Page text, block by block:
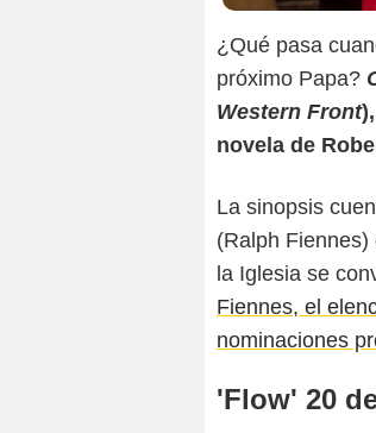
¿Qué pasa
próximo Papa?
Western Front
novela de
La sinopsis
(Ralph
la Iglesia se
Fiennes, el
nominaciones
'Flow' 20